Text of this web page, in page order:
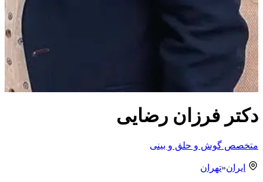
دکتر فرزان رضایی
متخصص گوش و حلق و بینی
ایران«تهران